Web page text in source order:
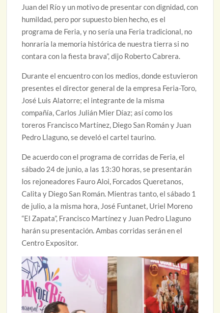
Juan del Río y un motivo de presentar con dignidad, con
humildad, pero por supuesto bien hecho, es el
programa de Feria, y no sería una Feria tradicional, no
honraría la memoria histórica de nuestra tierra si no
contara con la fiesta brava”, dijo Roberto Cabrera.
Durante el encuentro con los medios, donde estuvieron
presentes el director general de la empresa Feria-Toro,
José Luis Alatorre; el integrante de la misma
compañía, Carlos Julián Mier Díaz; así como los
toreros Francisco Martínez, Diego San Román y Juan
Pedro Llaguno, se develó el cartel taurino.
De acuerdo con el programa de corridas de Feria, el
sábado 24 de junio, a las 13:30 horas, se presentarán
los rejoneadores Fauro Aloi, Forcados Queretanos,
Calita y Diego San Román. Mientras tanto, el sábado 1
de julio, a la misma hora, José Funtanet, Uriel Moreno
“El Zapata”, Francisco Martínez y Juan Pedro Llaguno
harán su presentación. Ambas corridas serán en el
Centro Expositor.